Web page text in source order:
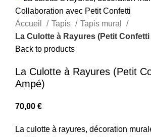
Accueil Tapis
Tapis mural
La Culotte à Rayures (Petit
Back to products
La Culotte à Rayures (Petit
Ampé)
70,00 €
La culotte à rayures, décoration